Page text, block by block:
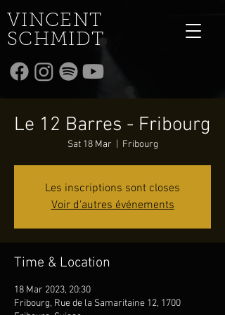
VINCENT
SCHMIDT
Le 12 Barres - Fribourg
Sat 18 Mar Fribourg
Les inscriptions sont closes
Voir d'autres événements
Time & Location
18 Mar 2023, 20:30
Fribourg, Rue de la Samaritaine 12, 1700